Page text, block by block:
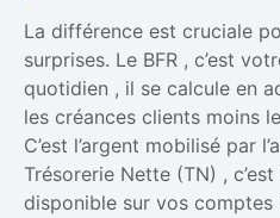
La différence est cruciale
surprises. Le BFR , c’est
quotidien , il se calcule en
les créances clients moins
C’est l’argent mobilisé par
Trésorerie Nette (TN) ,
disponible sur vos